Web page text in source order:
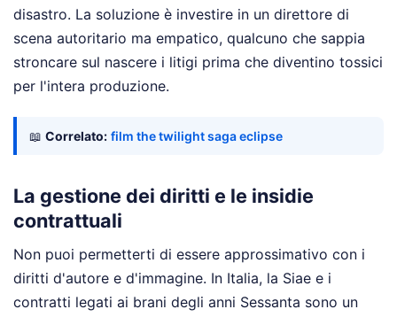
disastro. La soluzione è investire in un direttore di
scena autoritario ma empatico, qualcuno che sappia
stroncare sul nascere i litigi prima che diventino tossici
per l'intera produzione.
📖 Correlato: film the twilight saga eclipse
La gestione dei diritti e le insidie
contrattuali
Non puoi permetterti di essere approssimativo con i
diritti d'autore e d'immagine. In Italia, la Siae e i
contratti legati ai brani degli anni Sessanta sono un